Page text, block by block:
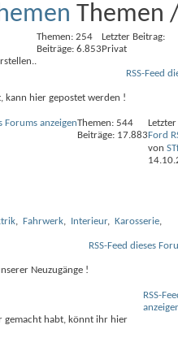
Themen
Themen: 254
Beiträge: 6.853
Letzter Beitrag:
Privat
kann hier gepostet werden !
RSS-Feed
Forums anzeigenThemen: 544
Beiträge: 17.883Ford
von
, Fahrwerk, Interieur, Karosserie,
Neuzugänge !
RSS-Feed dieses
gemacht habt, könnt ihr hier
RSS-